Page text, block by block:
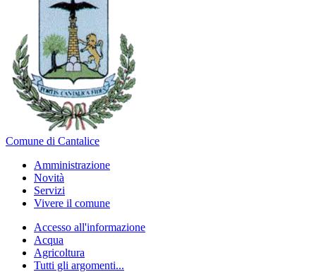
Comune di Cantalice
Amministrazione
Novità
Servizi
Vivere il comune
Accesso all'informazione
Acqua
Agricoltura
Tutti gli argomenti...